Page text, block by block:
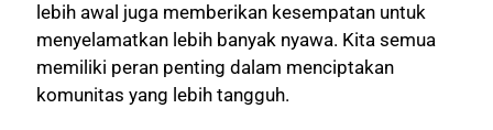
lebih awal juga memberikan kesempatan untuk
menyelamatkan lebih banyak nyawa. Kita semua
memiliki peran penting dalam menciptakan
komunitas yang lebih tangguh.